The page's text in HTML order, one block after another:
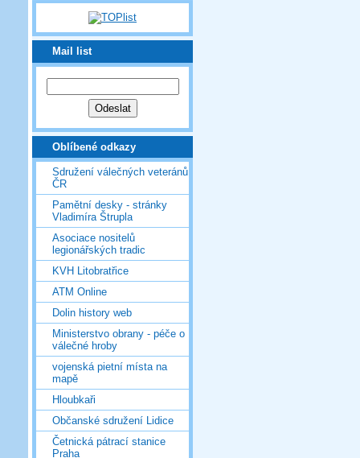
Mail list
Oblíbené odkazy
Sdružení válečných veteránů
ČR
Pamětní desky - stránky
Vladimíra Štrupla
Asociace nositelů
legionářských tradic
KVH Litobratřice
ATM Online
Dolin history web
Ministerstvo obrany - péče o
válečné hroby
vojenská pietní místa na
mapě
Hloubkaři
Občanské sdružení Lidice
Četnická pátrací stanice
Praha